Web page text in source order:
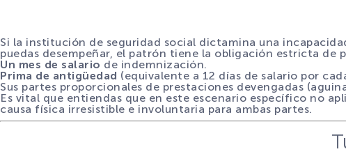
Si la institución de seguridad social dictamina una
puedas desempeñar, el patrón tiene la obligación estricta de
Un mes de salario de indemnización.
Prima de antigüedad (equivalente a 12 días de salario por
Sus partes proporcionales de prestaciones devengadas
Es vital que entiendas que en este escenario específico no
causa física irresistible e involuntaria para ambas partes.